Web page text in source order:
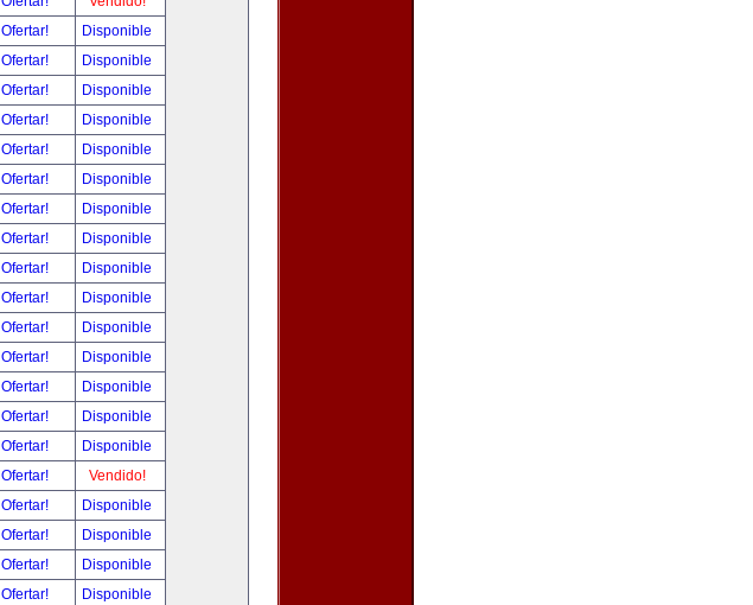
Ofertar!
Disponible
Ofertar!
Disponible
Ofertar!
Disponible
Ofertar!
Disponible
Ofertar!
Disponible
Ofertar!
Disponible
Ofertar!
Disponible
Ofertar!
Disponible
Ofertar!
Disponible
Ofertar!
Disponible
Ofertar!
Disponible
Ofertar!
Disponible
Ofertar!
Disponible
Ofertar!
Disponible
Ofertar!
Disponible
Ofertar!
Vendido!
Ofertar!
Disponible
Ofertar!
Disponible
Ofertar!
Disponible
Ofertar!
Disponible